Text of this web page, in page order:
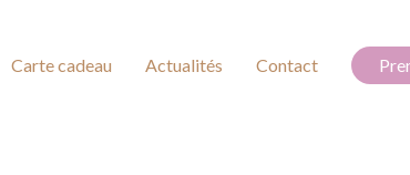
Carte cadeau Actualités Contact